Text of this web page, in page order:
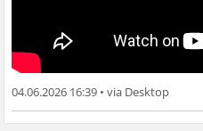
04.06.2026 16:39 •